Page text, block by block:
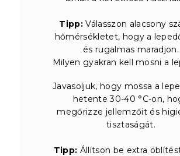
Tipp: Válasszon alacsony
hőmérsékletet, hogy a
és rugalmas maradjon.
Milyen gyakran kell mosni a
Javasoljuk, hogy mossa a
hetente 30-40 °C-on,
megőrizze jellemzőit és
tisztaságát.
Tipp: Állítson be extra